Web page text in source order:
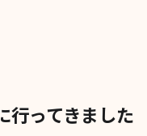
行ってきました